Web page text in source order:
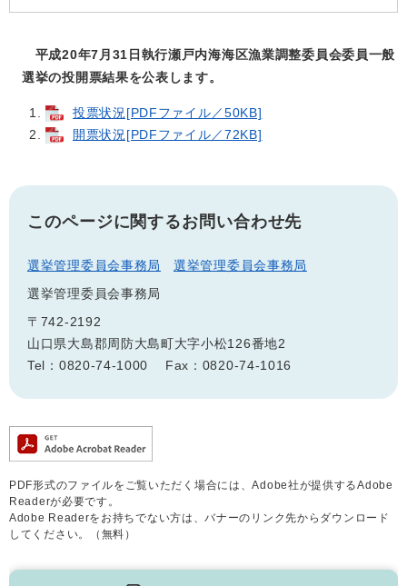
平成20年7月31日執行瀬戸内海海区漁業調整委員会委員一般
選挙の投開票結果を公表します。
投票状況[PDFファイル／50KB]
開票状況[PDFファイル／72KB]
このページに関するお問い合わせ先
選挙管理委員会事務局
選挙管理委員会事務局
選挙管理委員会事務局
〒742-2192
山口県大島郡周防大島町大字小松126番地2
Tel：0820-74-1000
Fax：0820-74-1016
PDF形式のファイルをご覧いただく場合には、Adobe社が提供するAdobe
Readerが必要です。
Adobe Readerをお持ちでない方は、バナーのリンク先からダウンロード
してください。（無料）